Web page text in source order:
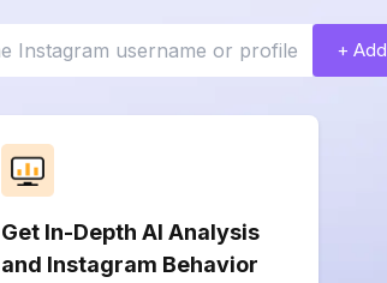
+ Add
Get In-Depth AI Analysis
and Instagram Behavior